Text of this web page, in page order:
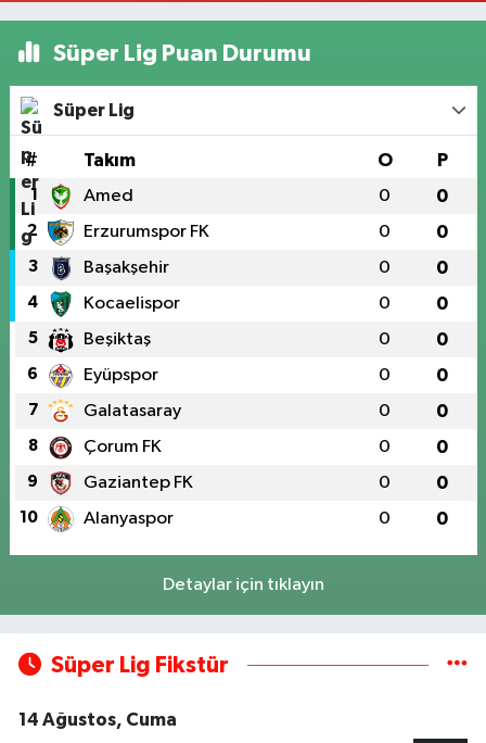
Süper Lig Puan Durumu
Süper Lig
# Takım O P
1 Amed 0 0
2 Erzurumspor FK 0 0
3 Başakşehir 0 0
4 Kocaelispor 0 0
5 Beşiktaş 0 0
6 Eyüpspor 0 0
7 Galatasaray 0 0
8 Çorum FK 0 0
9 Gaziantep FK 0 0
10 Alanyaspor 0 0
Detaylar için tıklayın
Süper Lig Fikstür
14 Ağustos, Cuma